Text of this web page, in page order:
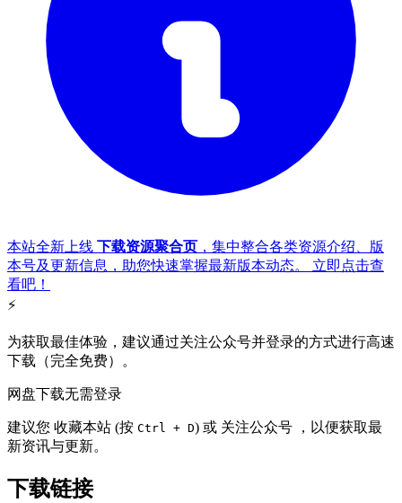
本站全新上线 下载资源聚合页 ，集中整合各类资源介绍、版
本号及更新信息，助您快速掌握最新版本动态。 立即点击查
看吧 ！
⚡
为获取最佳体验，建议通过关注公众号并登录的方式进行高速
下载（完全免费）。
网盘下载无需登录
建议您 收藏本站 (按 Ctrl + D) 或 关注公众号 ，以便获取最
新资讯与更新。
下载链接